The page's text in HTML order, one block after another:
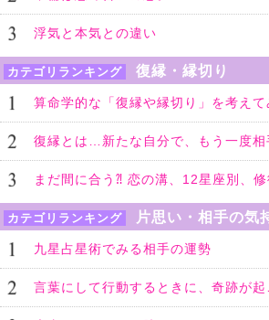
浮気と本気との違い
カテゴリランキング 復縁・縁切り
算命学的な「復縁や縁切り」を考え
復縁とは…新たな自分で、もう一度相
まだ間に合う⁈ 恋の溝、12星座別、
カテゴリランキング 片思い・相手の気
九星占星術でみる相手の運勢
言葉にして行動するときに、奇跡が起